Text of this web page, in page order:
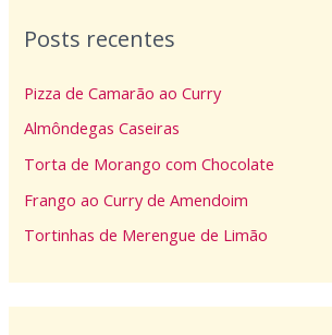
u
s
a
r
p
o
Posts recentes
Pizza de Camarão ao Curry
Almôndegas Caseiras
Torta de Morango com Chocolate
Frango ao Curry de Amendoim
Tortinhas de Merengue de Limão